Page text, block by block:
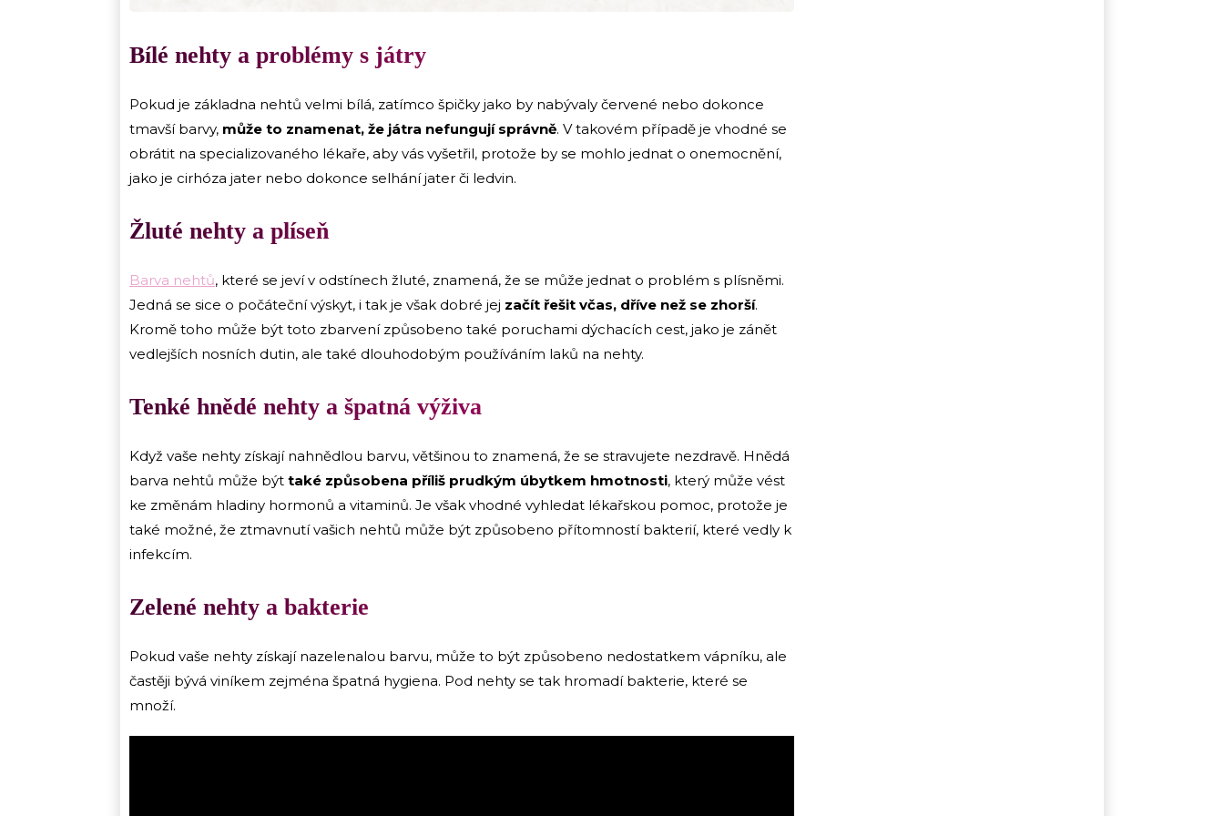
Bílé nehty a problémy s játry
Pokud je základna nehtů velmi bílá, zatímco špičky jako by nabývaly červené nebo dokonce
tmavší barvy, může to znamenat, že játra nefungují správně. V takovém případě je vhodné se
obrátit na specializovaného lékaře, aby vás vyšetřil, protože by se mohlo jednat o onemocnění,
jako je cirhóza jater nebo dokonce selhání jater či ledvin.
Žluté nehty a plíseň
Barva nehtů, které se jeví v odstínech žluté, znamená, že se může jednat o problém s plísněmi.
Jedná se sice o počáteční výskyt, i tak je však dobré jej začít řešit včas, dříve než se zhorší.
Kromě toho může být toto zbarvení způsobeno také poruchami dýchacích cest, jako je zánět
vedlejších nosních dutin, ale také dlouhodobým používáním laků na nehty.
Tenké hnědé nehty a špatná výživa
Když vaše nehty získají nahnědlou barvu, většinou to znamená, že se stravujete nezdravě. Hnědá
barva nehtů může být také způsobena příliš prudkým úbytkem hmotnosti, který může vést
ke změnám hladiny hormonů a vitaminů. Je však vhodné vyhledat lékařskou pomoc, protože je
také možné, že ztmavnutí vašich nehtů může být způsobeno přítomností bakterií, které vedly k
infekcím.
Zelené nehty a bakterie
Pokud vaše nehty získají nazelenalou barvu, může to být způsobeno nedostatkem vápníku, ale
častěji bývá viníkem zejména špatná hygiena. Pod nehty se tak hromadí bakterie, které se
množí.